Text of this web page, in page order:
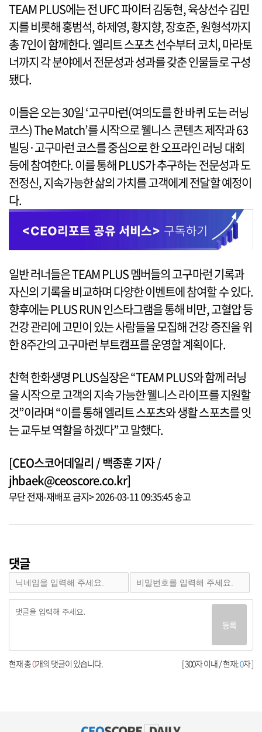
TEAM PLUS에는 전 UFC 파이터 김동현, 육상선수 김민
지를 비롯해 홍범석, 하제영, 황지향, 장호준, 원형석까지
총 7인이 함께한다. 엘리트 스포츠 선수부터 코치, 마라토
너까지 각 분야에서 전문성과 성과를 갖춘 인물들로 구성
됐다.
이들은 오는 30일 ‘고구마런(여의도를 한 바퀴 도는 러닝
코스) The Match’를 시작으로 웰니스 콘텐츠 제작과 63
빌딩·고구마런 코스를 중심으로 한 오프라인 러닝 대회
등에 참여한다. 이를 통해 PLUS가 추구하는 전문성과 도
전정신, 지속가능한 삶의 가치를 고객에게 전달할 예정이
다.
일반 러너들은 TEAM PLUS 멤버들의 고구마런 기록과
자신의 기록을 비교하며 다양한 이벤트에 참여할 수 있다.
향후에는 PLUS RUN 인스타그램을 통해 비만, 고혈압 등
건강 관리에 고민이 있는 사람들을 모집해 건강 증진을 위
한 8주간의 고구마런 부트캠프를 운영할 계획이다.
찬혁 한화생명 PLUS실장은 “TEAM PLUS와 함께 러닝
을 시작으로 고객의 지속 가능한 웰니스 라이프를 지원할
것”이라며 “이를 통해 엘리트 스포츠와 생활 스포츠를 잇
는 교두보 역할을 하겠다”고 말했다.
[CEO스코어데일리 / 백종훈 기자 /
jhbaek@ceoscore.co.kr]
무단 전재-재배포 금지> 2026-03-11 09:35:45 송고
댓글
등록
[ 300자 이내 / 현재:0자 ]
현재 총0개의 댓글이 있습니다.